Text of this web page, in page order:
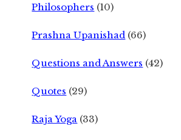
Philosophers (10)
Prashna Upanishad (66)
Questions and Answers (42)
Quotes (29)
Raja Yoga (33)